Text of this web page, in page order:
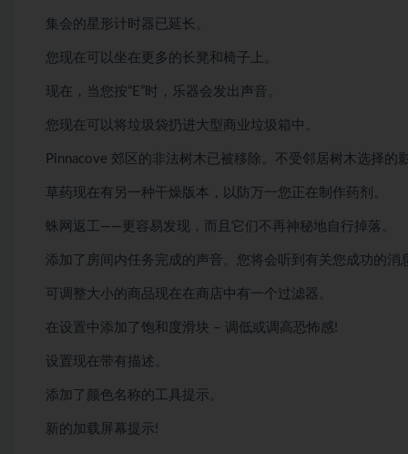
集会的星形计时器已延长。
您现在可以坐在更多的长凳和椅子上。
现在，当您按“E”时，乐器会发出声音。
您现在可以将垃圾袋扔进大型商业垃圾箱中。
Pinnacove 郊区的非法树木已被移除。不受邻居树木选择的
草药现在有另一种干燥版本，以防万一您正在制作药剂。
蛛网返工——更容易发现，而且它们不再神秘地自行掉落。
添加了房间内任务完成的声音。您将会听到有关您成功的消
可调整大小的商品现在在商店中有一个过滤器。
在设置中添加了饱和度滑块 – 调低或调高恐怖感!
设置现在带有描述。
添加了颜色名称的工具提示。
新的加载屏幕提示!